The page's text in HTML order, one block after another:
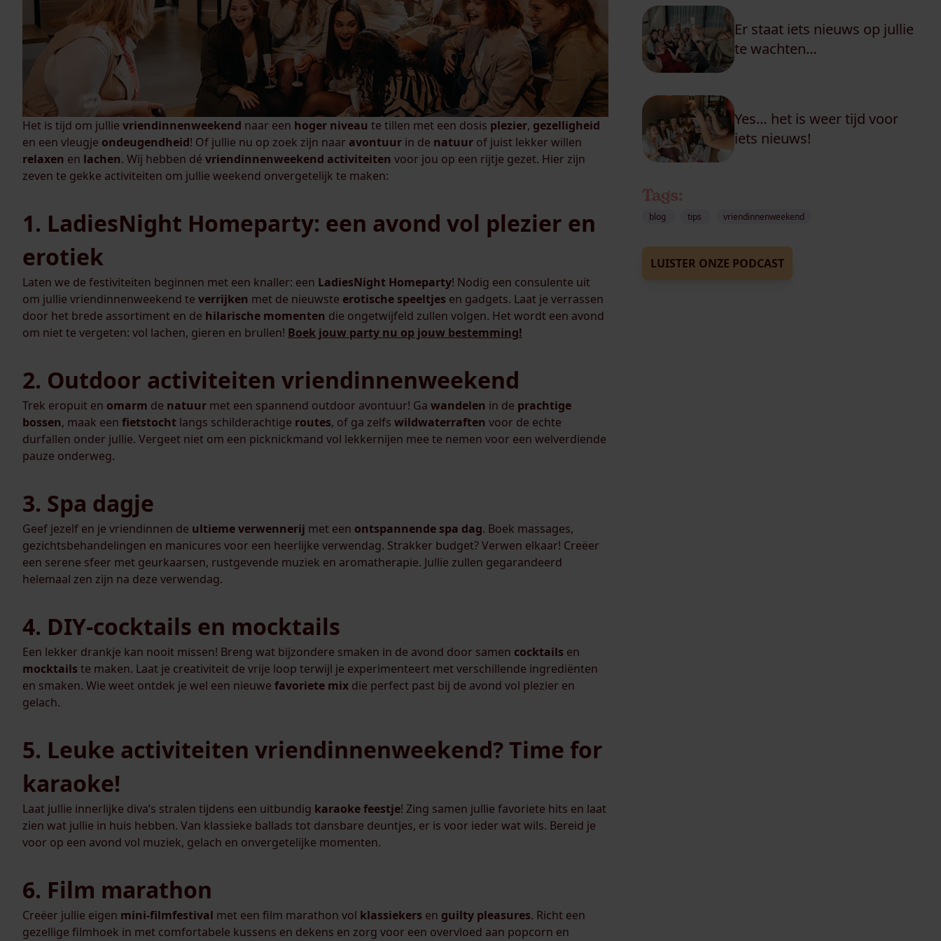
Het is tijd om jullie vriendinnenweekend naar een hoger niveau te tillen met een dosis plezier, gezelligheid
en een vleugje ondeugendheid! Of jullie nu op zoek zijn naar avontuur in de natuur of juist lekker willen
relaxen en lachen. Wij hebben dé vriendinnenweekend activiteiten voor jou op een rijtje gezet. Hier zijn
zeven te gekke activiteiten om jullie weekend onvergetelijk te maken:
1. LadiesNight Homeparty: een avond vol plezier en
erotiek
Laten we de festiviteiten beginnen met een knaller: een LadiesNight Homeparty! Nodig een consulente uit
om jullie vriendinnenweekend te verrijken met de nieuwste erotische speeltjes en gadgets. Laat je verrassen
door het brede assortiment en de hilarische momenten die ongetwijfeld zullen volgen. Het wordt een avond
om niet te vergeten: vol lachen, gieren en brullen! Boek jouw party nu op jouw bestemming!
2. Outdoor activiteiten vriendinnenweekend
Trek eropuit en omarm de natuur met een spannend outdoor avontuur! Ga wandelen in de prachtige
bossen, maak een fietstocht langs schilderachtige routes, of ga zelfs wildwaterraften voor de echte
durfallen onder jullie. Vergeet niet om een picknickmand vol lekkernijen mee te nemen voor een welverdiende
pauze onderweg.
3. Spa dagje
Geef jezelf en je vriendinnen de ultieme verwennerij met een ontspannende spa dag. Boek massages,
gezichtsbehandelingen en manicures voor een heerlijke verwendag. Strakker budget? Verwen elkaar! Creëer
een serene sfeer met geurkaarsen, rustgevende muziek en aromatherapie. Jullie zullen gegarandeerd
helemaal zen zijn na deze verwendag.
4. DIY-cocktails en mocktails
Een lekker drankje kan nooit missen! Breng wat bijzondere smaken in de avond door samen cocktails en
mocktails te maken. Laat je creativiteit de vrije loop terwijl je experimenteert met verschillende ingrediënten
en smaken. Wie weet ontdek je wel een nieuwe favoriete mix die perfect past bij de avond vol plezier en
gelach.
5. Leuke activiteiten vriendinnenweekend? Time for
karaoke!
Laat jullie innerlijke diva’s stralen tijdens een uitbundig karaokefeestje! Zing samen jullie favoriete hits en laat
zien wat jullie in huis hebben. Van klassieke ballads tot dansbare deuntjes, er is voor ieder wat wils. Bereid je
voor op een avond vol muziek, gelach en onvergetelijke momenten.
6. Film marathon
Creëer jullie eigen mini-filmfestival met een film marathon vol klassiekers en guilty pleasures. Richt een
gezellige filmhoek in met comfortabele kussens en dekens en zorg voor een overvloed aan popcorn en
Er staat iets nieuws op jullie
te wachten…
Yes… het is weer tijd voor
iets nieuws!
Tags:
blog tips vriendinnenweekend
LUISTER ONZE PODCAST